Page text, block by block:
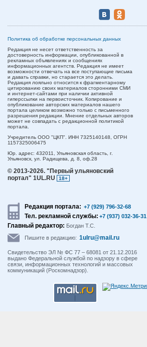
Политика об обработке персональных данных
Редакция не несет ответственность за
достоверность информации, опубликованной в
рекламных объявлениях и сообщениях
информационных агентств. Редакция не имеет
возможности отвечать на все поступающие письма
и давать справки, но старается это делать.
Редакция лояльно относится к фрагментарному
цитированию своих материалов сторонними СМИ
и интернет-сайтами при наличии активной
гиперссылки на первоисточник. Копирование и
опубликование авторских материалов нашего
портала целиком возможно только с письменного
разрешения редакции. Мнение отдельных авторов
может не совпадать с редакционной политикой
портала.
Учредитель ООО "ЦКП". ИНН 7325140148, ОГРН
1157325006475
Юр. адрес: 432011, Ульяновская область, г.
Ульяновск, ул. Радищева, д. 8, оф.28
© 2013-2026. "Первый ульяновский
портал" 1UL.RU
18+
Редакция портала: +7 (929) 796-32-68
Тел. рекламной службы: +7 (937) 032-36-31
Главный редактор: Богдан Т.С.
Пишите в редакцию: 1ulru@mail.ru
Свидетельство ЭЛ № ФС 77 – 68081 от 21.12.2016
выдано Федеральной службой по надзору в сфере
связи, информационных технологий и массовых
коммуникаций (Роскомнадзор).